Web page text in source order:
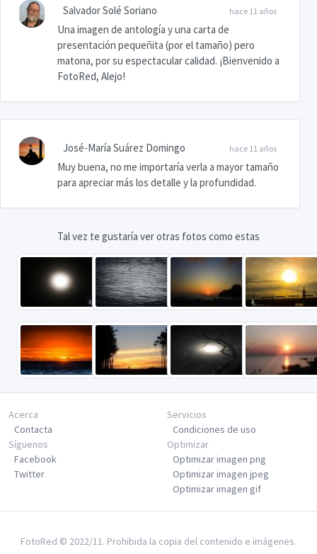
hace 11 años
Salvador Solé Soriano
Una imagen de antología y una carta de
presentación pequeñita (por el tamaño) pero
matona, por su espectacular calidad. ¡Bienvenido a
FotoRed, Alejo!
hace 11 años
José-María Suárez Domingo
Muy buena, no me importaría verla a mayor tamaño
para apreciar más los detalle y la profundidad.
Tal vez te gustaría ver otras fotos como estas
Acerca
Contacta
Servicios
Condiciones de uso
Síguenos
Facebook
Twitter
Optimizar
Optimizar imagen png
Optimizar imagen jpeg
Optimizar imagen gif
FotoRed © 2022/11. Prohibida la copia del contenido e imágenes.